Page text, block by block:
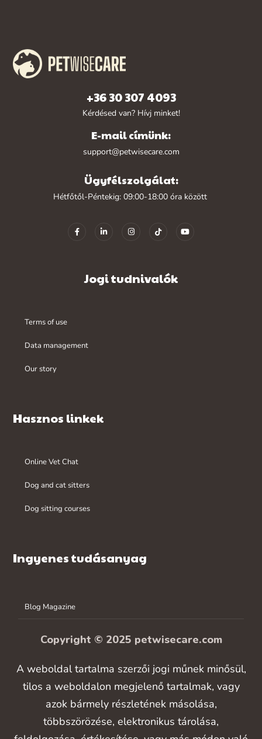
+36 30 307 4093
Kérdésed van? Hívj minket!
E-mail címünk:
support@petwisecare.com
Ügyfélszolgálat:
Hétfőtől-Péntekig: 09:00-18:00 óra között
Jogi tudnivalók
Terms of use
Data management
Our story
Hasznos linkek
Online Vet Chat
Dog and cat sitters
Dog sitting courses
Ingyenes tudásanyag
Blog Magazine
Copyright © 2025 petwisecare.com
A weboldal tartalma szerzői jogi műnek minősül,
tilos a weboldalon megjelenő tartalmak, vagy
azok bármely részletének másolása,
többszörözése, elektronikus tárolása,